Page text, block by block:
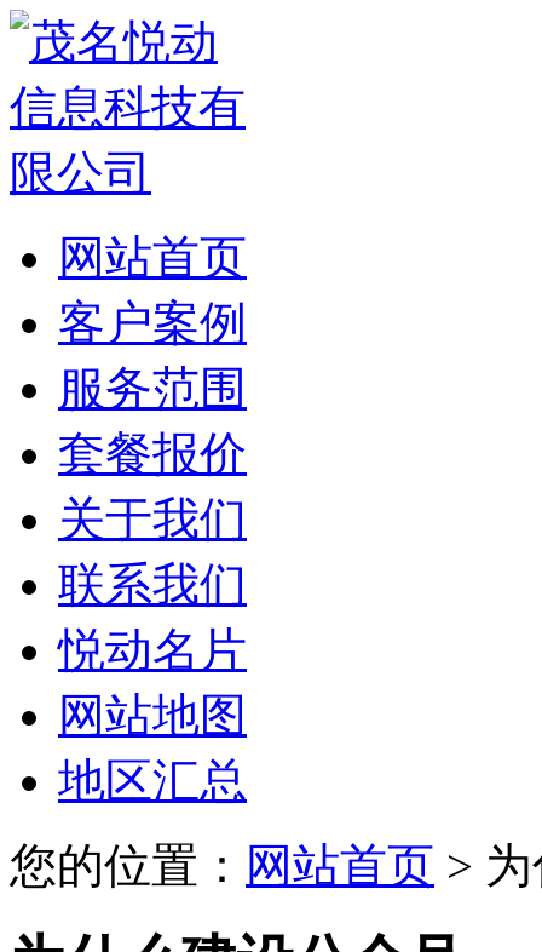
网站首页
客户案例
服务范围
套餐报价
关于我们
联系我们
悦动名片
网站地图
地区汇总
您的位置： 网站首页 >